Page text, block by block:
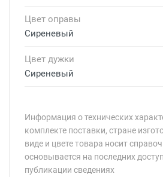
Цвет оправы
Сиреневый
Цвет дужки
Сиреневый
Информация о технических
комплекте поставки, стране
виде и цвете товара носит
основывается на последних
публикации сведениях